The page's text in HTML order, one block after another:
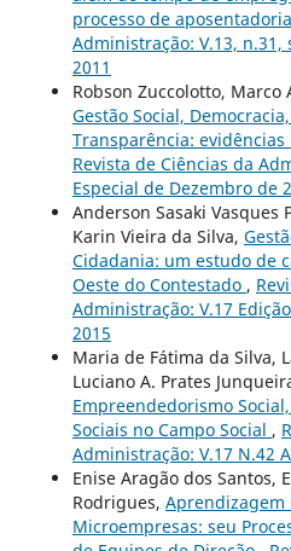
processo de aposentadoria
Administração: V.13,
2011
Robson Zuccolotto, Marco
Gestão Social,
Transparência:
Revista de Ciências da
Especial de Dezembro de
Anderson Sasaki Vasques
Karin Vieira da Silva,
Cidadania: um estudo de
Oeste do Contestado ,
Administração: V.17
2015
Maria de Fátima da Silva,
Luciano A. Prates
Empreendedorismo
Sociais no Campo Social ,
Administração: V.17 N.42
Enise Aragão dos Santos,
Rodrigues, Aprendizagem
Microempresas: seu